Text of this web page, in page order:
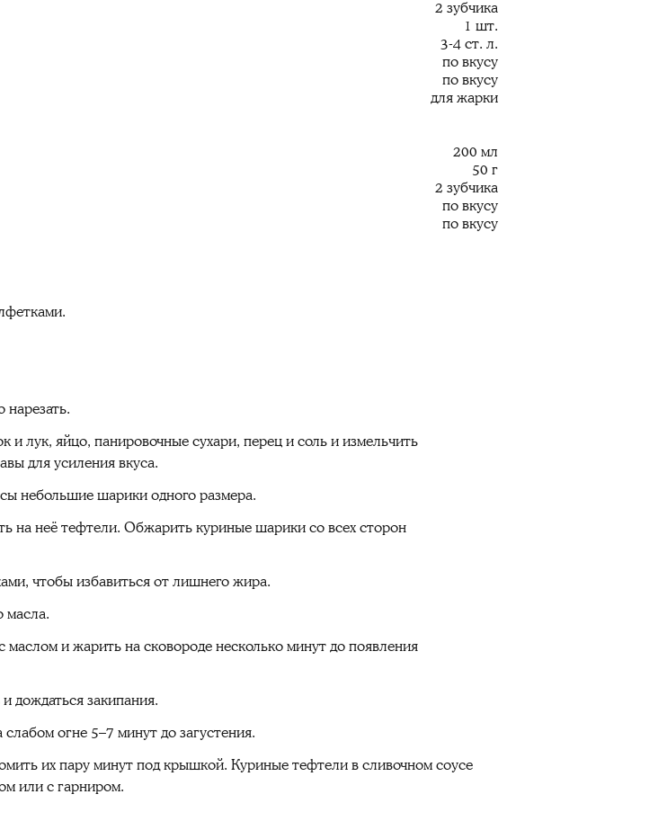
2 зубчика
1 шт.
3-4 ст. л.
по вкусу
по вкусу
для жарки
200 мл
50 г
2 зубчика
по вкусу
по вкусу
и лук, яйцо, панировочные сухари, перец и соль и измельчить
для усиления вкуса.
небольшие шарики одного размера.
на неё тефтели. Обжарить куриные шарики со всех сторон
чтобы избавиться от лишнего жира.
масла.
маслом и жарить на сковороде несколько минут до появления
дождаться закипания.
огне 5–7 минут до загустения.
их пару минут под крышкой. Куриные тефтели в сливочном соусе
или с гарниром.